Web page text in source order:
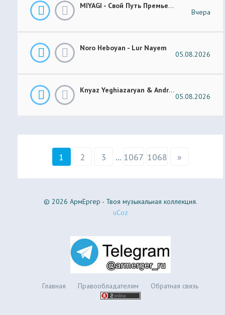
MIYAGI - Свой Путь Премьера 2026
Вчера
Noro Heboyan - Lur Nayem
05.08.2026
Knyaz Yeghiazaryan & Andranik Sirakanyan - Arevi Pes New 2026
05.08.2026
1 2 3 ... 1067 1068 »
© 2026 АрмЕргер - Твоя музыкальная коллекция.
uCoz
Главная Правообладателям Обратная связь